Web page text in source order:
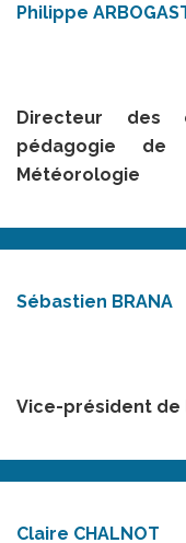
Philippe
Directeur des
pédagogie de
Météorologie
Sébastien BRANA
Vice-président de
Claire CHALNOT